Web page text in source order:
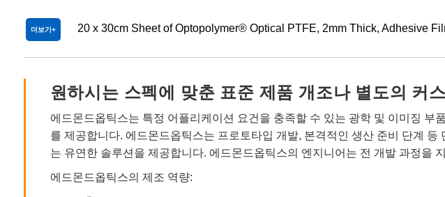
더보기 20 x 30cm Sheet of Optopolymer® Optical PTFE, 2mm Thick, Adhesive
원하시는 스펙에 맞춘 표준 제품 개조나 별도의 커
에드몬드옵틱스는 특정 어플리케이션 요건을 충족할 수 있는 광학 및 이미징 부
를 제공합니다. 에드몬드옵틱스는 프로토타입 개발, 본격적인 생산 준비 단계 등
는 유연한 솔루션을 제공합니다. 에드몬드옵틱스의 엔지니어는 전 개발 과정을
에드몬드옵틱스의 제조 역량: